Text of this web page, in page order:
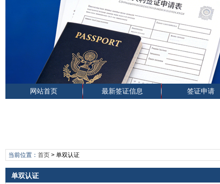
网站首页 最新签证信息 签证申请
当前位置： 首页> 单双认证
单双认证